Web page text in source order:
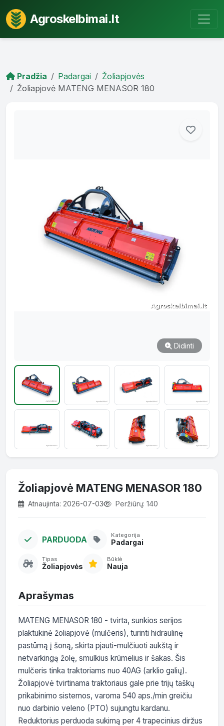
Agroskelbimai.lt
Pradžia Padargai
Žoliapjovės
Žoliapjovė MATENG MENASOR 180
Didinti
Žoliapjovė MATENG MENASOR 180
Atnaujinta: 2026-07-03 Peržiūrų: 140
PARDUODA Kategorija
Padargai
Tipas
Žoliapjovės
Būklė
Nauja
Aprašymas
MATENG MENASOR 180 - tvirta, sunkios serijos
plaktukinė žoliapjovė (mulčeris), turinti hidraulinę
pastūmą į šoną, skirta pjauti-mulčiuoti aukštą ir
netvarkingą žolę, smulkius krūmelius ir šakas. Šis
mulčeris tinka traktoriams nuo 40AG (arklio galių).
Žoliapjovė tvirtinama traktoriaus gale prie trijų taškų
prikabinimo sistemos, varoma 540 aps./min greičiu
nuo darbinio veleno (PTO) sujungtu kardanu.
Reduktorius perduoda sukimą per 4 trapecinius diržus